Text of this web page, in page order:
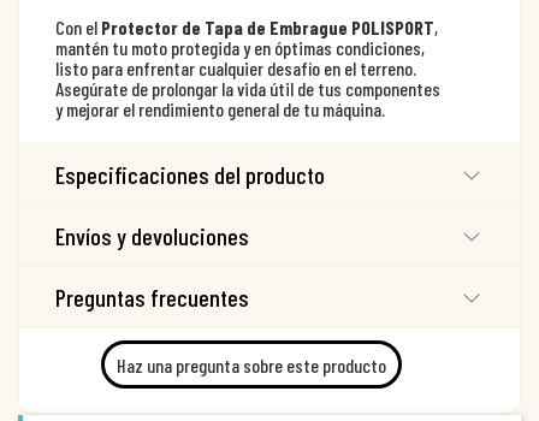
Con el Protector de Tapa de Embrague POLISPORT,
mantén tu moto protegida y en óptimas condiciones,
listo para enfrentar cualquier desafío en el terreno.
Asegúrate de prolongar la vida útil de tus componentes
y mejorar el rendimiento general de tu máquina.
Especificaciones del producto
Envíos y devoluciones
Preguntas frecuentes
Haz una pregunta sobre este producto